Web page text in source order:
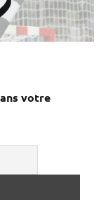
votre